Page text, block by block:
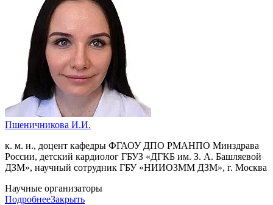
Пшеничникова И.И.
к. м. н., доцент кафедры ФГАОУ ДПО РМАНПО Минздрава
России, детский кардиолог ГБУЗ «ДГКБ им. З. А. Башляевой
ДЗМ», научный сотрудник ГБУ «НИИОЗММ ДЗМ», г. Москва
Научные организаторы
ПодробнееЗакрыть